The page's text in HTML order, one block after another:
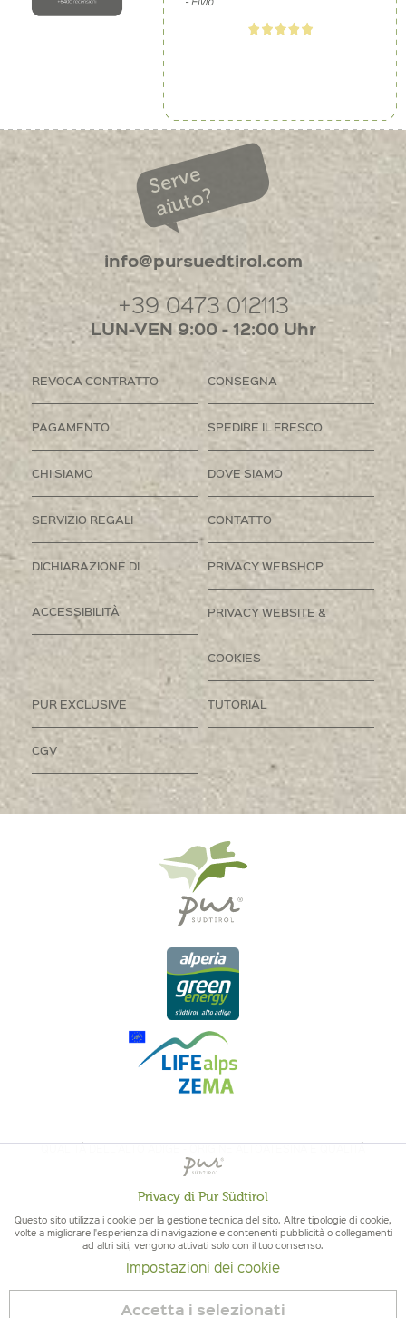
Serve
aiuto?
info@pursuedtirol.com
+39 0473 012113
LUN-VEN 9:00 - 12:00 Uhr
REVOCA CONTRATTO CONSEGNA
PAGAMENTO SPEDIRE IL FRESCO
CHI SIAMO DOVE SIAMO
SERVIZIO REGALI CONTATTO
DICHIARAZIONE DI
ACCESSIBILITÀ
PRIVACY WEBSHOP
PRIVACY WEBSITE &
COOKIES
PUR EXCLUSIVE TUTORIAL
CGV
CONTROLLATA
Revoca contratto
Privacy di Pur Südtirol
Questo sito utilizza i cookie per la gestione tecnica del sito. Altre tipologie di cookie,
volte a migliorare l'esperienza di navigazione e contenenti pubblicità o collegamenti
ad altri siti, vengono attivati solo con il tuo consenso.
Impostazioni dei cookie
Accetta i selezionati